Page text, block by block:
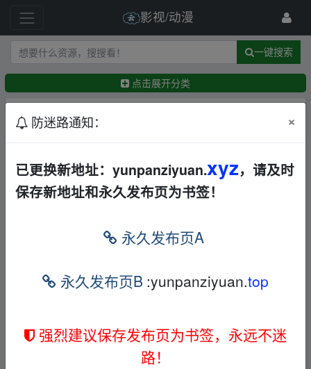
影视/动漫
一键搜索
点击展开分类
最新 精华
奇幻 华语 动作 战争 其他 夸克
← 薄皙茗 6小时前
新鸣阿如那]
BD 夸克 迅雷网盘
frankxxx 11天前
【高分历史正剧】汉武大帝（2005）全58集1080P
高清修复【国语中字】【125G】 华语
战争
得闲谨制[4K高清版]Gezhi.Town.2025.HD2160P[7.
BD
防迷路通知： ×
已更换新地址：yunpanziyuan.xyz，请及时
保存新地址和永久发布页为书签！
永久发布页A
永久发布页B :yunpanziyuan.top
强烈建议保存发布页为书签，永远不迷
路！